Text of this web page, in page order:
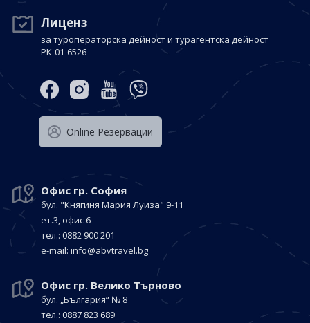
Лиценз
за туроператорска дейност и турагентска дейност
РК-01-6526
Оnline Резервации
Офис гр. София
бул. "Княгиня Мария Луиза" 9-11
ет.3, офис 6
тел.: 0882 900 201
е-mail: info@abvtravel.bg
Офис гр. Велико Търново
бул. „България“ № 8
тел.: 0887 823 689